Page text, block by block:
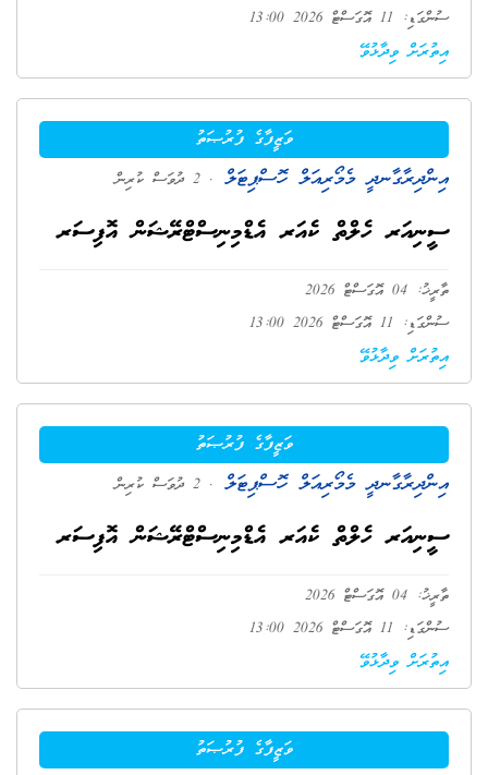
ސުންގަޑި: 11 އޮގަސްޓް 2026 13:00
އިތުރަށް ވިދާޅުވޭ
ވަޒީފާގެ ފުރުޞަތު
އިންދިރާގާނދީ މެމޯރިއަލް ހޮސްޕިޓަލް . 2 ދުވަސް ކުރިން
ސީނިއަރ ހެލްތް ކެއަރ އެޑްމިނިސްޓްރޭޝަން އޮފިސަރ
ތާރީޚު: 04 އޮގަސްޓް 2026
ސުންގަޑި: 11 އޮގަސްޓް 2026 13:00
އިތުރަށް ވިދާޅުވޭ
ވަޒީފާގެ ފުރުޞަތު
އިންދިރާގާނދީ މެމޯރިއަލް ހޮސްޕިޓަލް . 2 ދުވަސް ކުރިން
ސީނިއަރ ހެލްތް ކެއަރ އެޑްމިނިސްޓްރޭޝަން އޮފިސަރ
ތާރީޚު: 04 އޮގަސްޓް 2026
ސުންގަޑި: 11 އޮގަސްޓް 2026 13:00
އިތުރަށް ވިދާޅުވޭ
ވަޒީފާގެ ފުރުޞަތު